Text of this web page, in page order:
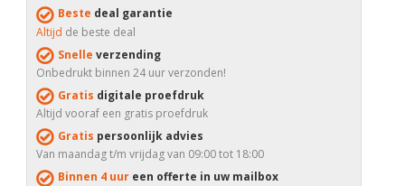
Beste deal garantie
Altijd de beste deal
Snelle verzending
Onbedrukt binnen 24 uur verzonden!
Gratis digitale proefdruk
Altijd vooraf een gratis proefdruk
Gratis persoonlijk advies
Van maandag t/m vrijdag van 09:00 tot 18:00
Binnen 4 uur een offerte in uw mailbox